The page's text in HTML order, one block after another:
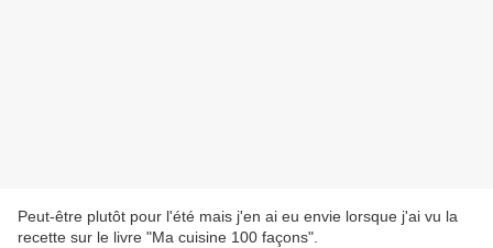
Peut-être plutôt pour l'été mais j'en ai eu envie lorsque j'ai vu la
recette sur le livre "Ma cuisine 100 façons".